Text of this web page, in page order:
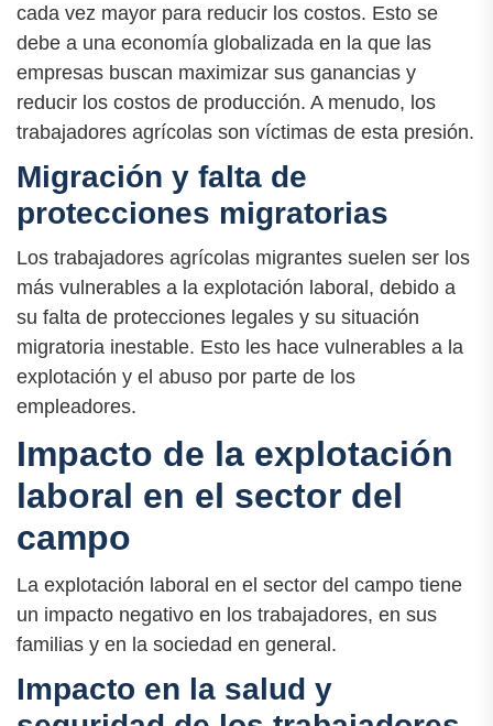
cada vez mayor para reducir los costos. Esto se
debe a una economía globalizada en la que las
empresas buscan maximizar sus ganancias y
reducir los costos de producción. A menudo, los
trabajadores agrícolas son víctimas de esta presión.
Migración y falta de
protecciones migratorias
Los trabajadores agrícolas migrantes suelen ser los
más vulnerables a la explotación laboral, debido a
su falta de protecciones legales y su situación
migratoria inestable. Esto les hace vulnerables a la
explotación y el abuso por parte de los
empleadores.
Impacto de la explotación
laboral en el sector del
campo
La explotación laboral en el sector del campo tiene
un impacto negativo en los trabajadores, en sus
familias y en la sociedad en general.
Impacto en la salud y